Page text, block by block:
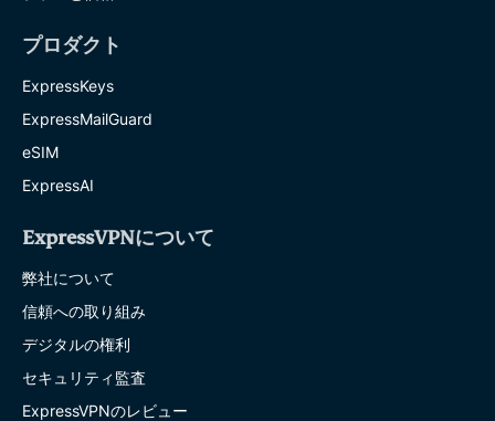
プロダクト
ExpressKeys
ExpressMailGuard
eSIM
ExpressAI
ExpressVPNについて
弊社について
信頼への取り組み
デジタルの権利
セキュリティ監査
ExpressVPNのレビュー